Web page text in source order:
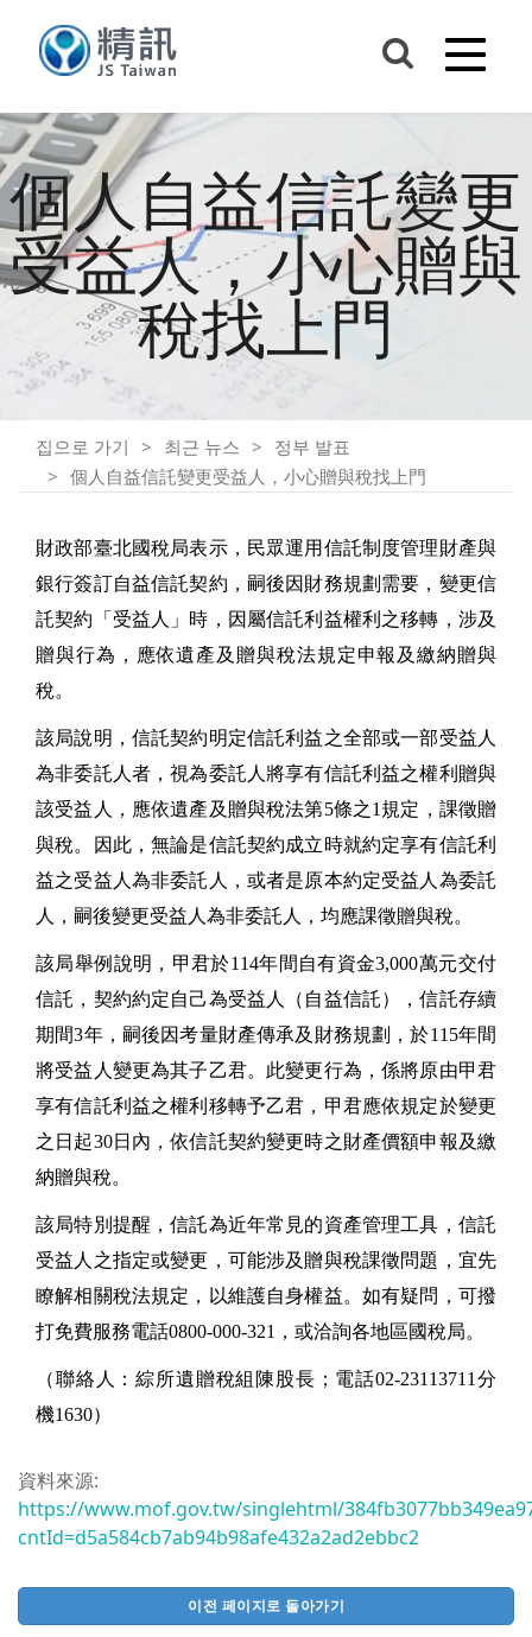
個人自益信託變更
受益人，小心贈與
稅找上門
집으로 가기 최근 뉴스
정부 발표
個人自益信託變更受益人，小心贈與稅找上門
財政部臺北國稅局表示，民眾運用信託制度管理財產與
銀行簽訂自益信託契約，嗣後因財務規劃需要，變更信
託契約「受益人」時，因屬信託利益權利之移轉，涉及
贈與行為，應依遺產及贈與稅法規定申報及繳納贈與
稅。
該局說明，信託契約明定信託利益之全部或一部受益人
為非委託人者，視為委託人將享有信託利益之權利贈與
該受益人，應依遺產及贈與稅法第5條之1規定，課徵贈
與稅。因此，無論是信託契約成立時就約定享有信託利
益之受益人為非委託人，或者是原本約定受益人為委託
人，嗣後變更受益人為非委託人，均應課徵贈與稅。
該局舉例說明，甲君於114年間自有資金3,000萬元交付
信託，契約約定自己為受益人（自益信託），信託存續
期間3年，嗣後因考量財產傳承及財務規劃，於115年間
將受益人變更為其子乙君。此變更行為，係將原由甲君
享有信託利益之權利移轉予乙君，甲君應依規定於變更
之日起30日內，依信託契約變更時之財產價額申報及繳
納贈與稅。
該局特別提醒，信託為近年常見的資產管理工具，信託
受益人之指定或變更，可能涉及贈與稅課徵問題，宜先
瞭解相關稅法規定，以維護自身權益。如有疑問，可撥
打免費服務電話0800-000-321，或洽詢各地區國稅局。
（聯絡人：綜所遺贈稅組陳股長；電話02-23113711分
機1630）
資料來源:
https://www.mof.gov.tw/singlehtml/
cntId=d5a584cb7ab94b98afe432a2ad2ebbc2
이전 페이지로 돌아가기